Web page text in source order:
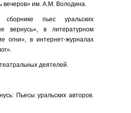
вечеров» им. А.М. Володина.
сборнике пьес уральских
вернусь», в литературном
огни», в интернет-журналах
деятелей.
Пьесы уральских авторов.